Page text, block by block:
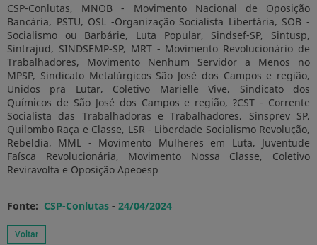
CSP-Conlutas, MNOB - Movimento Nacional de Oposição
Bancária, PSTU, OSL -Organização Socialista Libertária, SOB -
Socialismo ou Barbárie, Luta Popular, Sindsef-SP, Sintusp,
Sintrajud, SINDSEMP-SP, MRT - Movimento Revolucionário de
Trabalhadores, Movimento Nenhum Servidor a Menos no
MPSP, Sindicato Metalúrgicos São José dos Campos e região,
Unidos pra Lutar, Coletivo Marielle Vive, Sindicato dos
Químicos de São José dos Campos e região, ?CST - Corrente
Socialista das Trabalhadoras e Trabalhadores, Sinsprev SP,
Quilombo Raça e Classe, LSR - Liberdade Socialismo Revolução,
Rebeldia, MML - Movimento Mulheres em Luta, Juventude
Faísca Revolucionária, Movimento Nossa Classe, Coletivo
Reviravolta e Oposição Apeoesp
Fonte: CSP-Conlutas - 24/04/2024